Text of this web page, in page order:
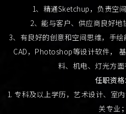
1、精通Sketchup，负责空
2、能与客户、供应商良好地
3、有良好的创意和空间思维，手绘
CAD，Photoshop等设计软件，
料、机电、灯光方面
任职资格
1. 专科及以上学历，艺术设计、室
关专业；